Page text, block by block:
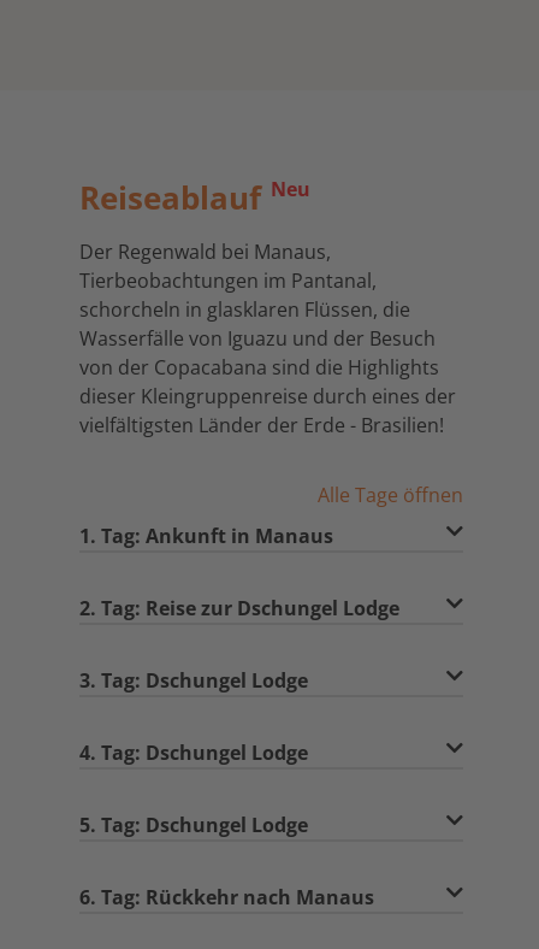
Reiseablauf Neu
Der Regenwald bei Manaus,
Tierbeobachtungen im Pantanal,
schorcheln in glasklaren Flüssen, die
Wasserfälle von Iguazu und der Besuch
von der Copacabana sind die Highlights
dieser Kleingruppenreise durch eines der
vielfältigsten Länder der Erde - Brasilien!
Alle Tage öffnen
1. Tag: Ankunft in Manaus
2. Tag: Reise zur Dschungel Lodge
3. Tag: Dschungel Lodge
4. Tag: Dschungel Lodge
5. Tag: Dschungel Lodge
6. Tag: Rückkehr nach Manaus